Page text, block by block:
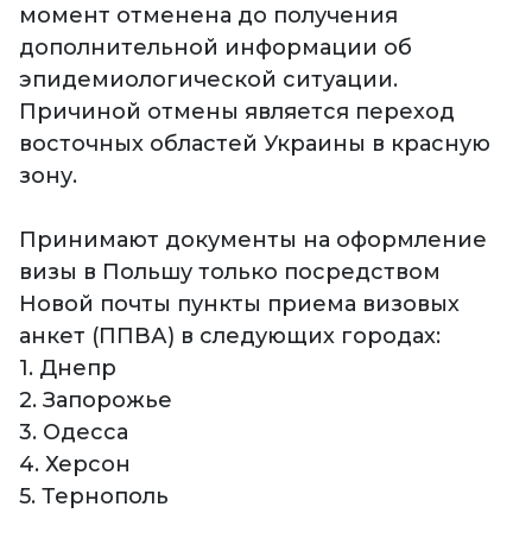
момент отменена до получения
дополнительной информации об
эпидемиологической ситуации.
Причиной отмены является переход
восточных областей Украины в красную
зону.
Принимают документы на оформление
визы в Польшу только посредством
Новой почты пункты приема визовых
анкет (ППВА) в следующих городах:
1. Днепр
2. Запорожье
3. Одесса
4. Херсон
5. Тернополь